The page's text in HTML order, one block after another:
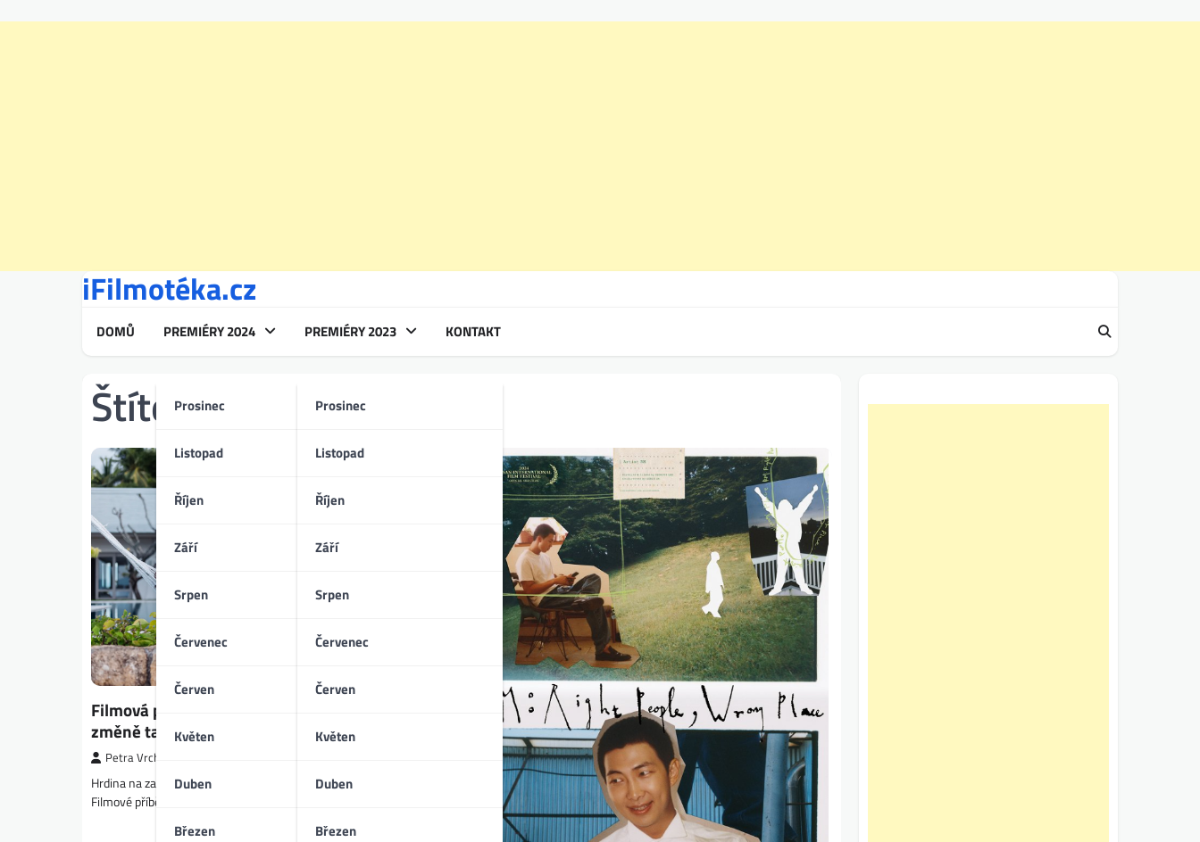
iFilmotéka.cz
DOMŮ PREMIÉRY 2024
Prosinec
Listopad
Říjen
Září
Srpen
Červenec
Červen
Květen
Duben
Březen
PREMIÉRY 2023
Prosinec
Listopad
Říjen
Září
Srpen
Červenec
Červen
Květen
Duben
Březen
KONTAKT
Štítek:osobní růst
Filmová proměna hrdiny: proč nás příběhy o
změně tak inspirují
Petra Vrchotická
Hrdina na začátku ztracený, na konci proměněný k nepoznání.
Filmové příběhy o změně nás strhávají. Proč fungují a jak z…